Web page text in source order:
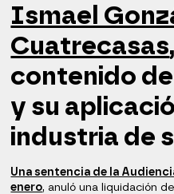
Ismael
Cuatrecasas
contenido
y su
industria de
Una sentencia de la
enero, anuló una liquidación